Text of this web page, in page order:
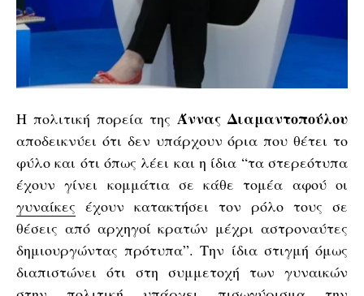
Η πολιτική πορεία της Άννας Διαμαντοπούλου
αποδεικνύει ότι δεν υπάρχουν όρια που θέτει το
φύλο και ότι όπως λέει και η ίδια “τα στερεότυπα
έχουν γίνει κομμάτια σε κάθε τομέα αφού οι
γυναίκες έχουν κατακτήσει τον ρόλο τους σε
θέσεις από αρχηγοί κρατών μέχρι αστροναύτες
δημιουργώντας πρότυπα”. Την ίδια στιγμή όμως
διαπιστώνει ότι στη συμμετοχή των γυναικών